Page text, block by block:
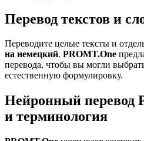
Перевод текстов и
Переводите целые тексты и
на немецкий. PROMT.One
перевода, чтобы вы могли
естественную формулировку.
Нейронный перевод
и терминология